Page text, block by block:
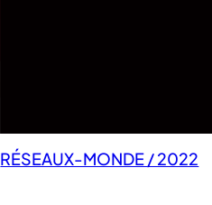
RÉSEAUX-MONDE / 2022